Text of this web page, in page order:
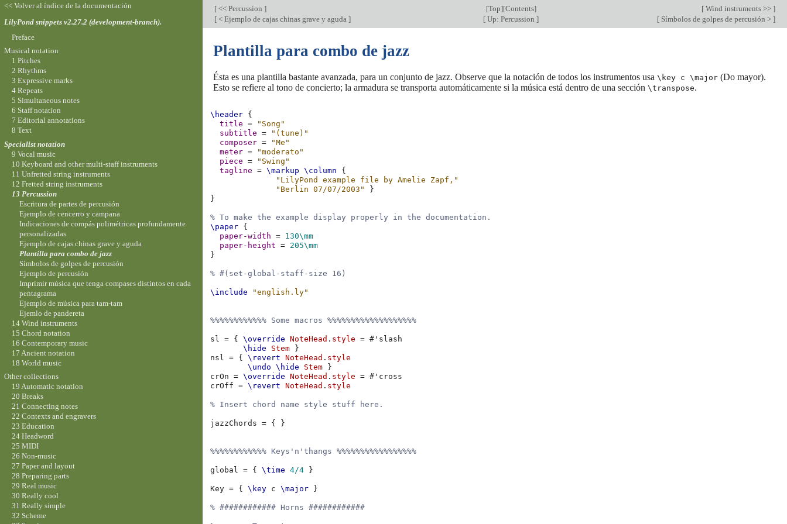
[ << Percussion ] [Top][Contents] [ Wind instruments >> ]
[ < Ejemplo de cajas chinas grave y aguda ] [ Up: Percussion ] [ Símbolos de golpes de percusión > ]
Plantilla para combo de jazz
Ésta es una plantilla bastante avanzada, para un conjunto de jazz. Observe que la notación de todos los instrumentos usa \key c \major (Do mayor).
Esto se refiere al tono de concierto; la armadura se transporta automáticamente si la música está dentro de una sección \transpose.
\header {
title
=
"Song"
subtitle
=
"(tune)"
composer =
"Me"
meter =
"moderato"
piece
=
"Swing"
tagline
= \markup \column
{
"LilyPond example file by Amelie Zapf,"
"Berlin 07/07/2003"
}
}
% To make the example display properly in the documentation.
\paper {
paper-width
= 130\mm
paper-height
= 205\mm
}
% #(set-global-staff-size 16)
\include "english.ly"
%%%%%%%%%%%% Some macros %%%%%%%%%%%%%%%%%%%
sl = { \override NoteHead . style = # 'slash
\hide
Stem
}
nsl
= { \revert NoteHead . style
\undo
\hide Stem
}
crOn
= \override NoteHead . style = # 'cross
crOff
= \revert NoteHead . style
% Insert chord name style stuff here.
jazzChords = { }
%%%%%%%%%%%% Keys'n'thangs %%%%%%%%%%%%%%%%%
global = { \time 4/4 }
Key = { \key c \major }
% ############ Horns ############
<< Volver al índice de la documentación
LilyPond snippets v2.27.2 (development-branch).
Preface
Musical notation
1 Pitches
2 Rhythms
3 Expressive marks
4 Repeats
5 Simultaneous notes
6 Staff notation
7 Editorial annotations
8 Text
Specialist notation
9 Vocal music
10 Keyboard and other multi-staff instruments
11 Unfretted string instruments
12 Fretted string instruments
13 Percussion
Escritura de partes de percusión
Ejemplo de cencerro y campana
Indicaciones de compás polimétricas profundamente
personalizadas
Ejemplo de cajas chinas grave y aguda
Plantilla para combo de jazz
Símbolos de golpes de percusión
Ejemplo de percusión
Imprimir música que tenga compases distintos en cada
pentagrama
Ejemplo de música para tam-tam
Ejemlo de pandereta
14 Wind instruments
15 Chord notation
16 Contemporary music
17 Ancient notation
18 World music
Other collections
19 Automatic notation
20 Breaks
21 Connecting notes
22 Contexts and engravers
23 Education
24 Headword
25 MIDI
26 Non-music
27 Paper and layout
28 Preparing parts
29 Real music
30 Really cool
31 Really simple
32 Scheme